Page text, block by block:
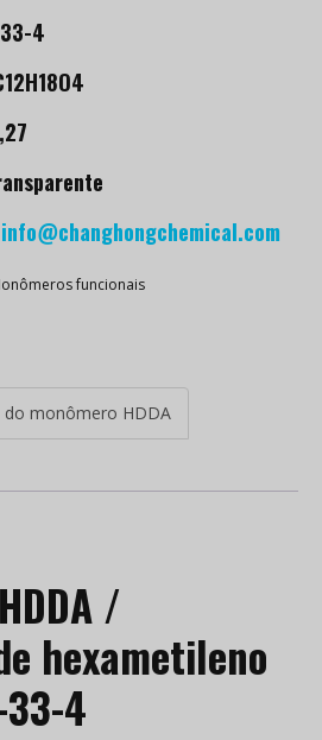
4
info@changhongchemical.com
funcionais
do monômero HDDA
/
hexametileno
33-4